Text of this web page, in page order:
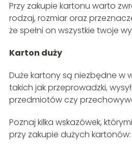
Przy zakupie kartonu warto
rodzaj, rozmiar oraz
że spełni on wszystkie twoje
Karton duży
Duże kartony są niezbędne w
takich jak przeprowadzki,
przedmiotów czy
Poznaj kilka wskazówek,
przy zakupie dużych kartonów: